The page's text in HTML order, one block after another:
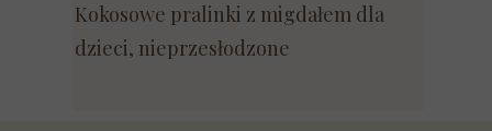
Kokosowe pralinki z migdałem dla
dzieci, nieprzesłodzone